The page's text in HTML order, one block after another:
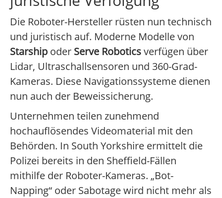
Die Roboter-Hersteller rüsten nun technisch
und juristisch auf. Moderne Modelle von
Starship oder Serve Roboticsverfügen über
Lidar, Ultraschallsensoren und 360-Grad-
Kameras. Diese Navigationssysteme dienen
nun auch der Beweissicherung.
Unternehmen teilen zunehmend
hochauflösendes Videomaterial mit den
Behörden. In South Yorkshire ermittelt die
Polizei bereits in den Sheffield-Fällen
mithilfe der Roboter-Kameras. „Bot-
Napping“ oder Sabotage wird nicht mehr als